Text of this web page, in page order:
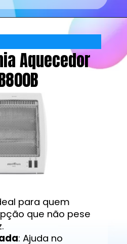
Aquecedor
para quem
que não pese
: Ajuda no